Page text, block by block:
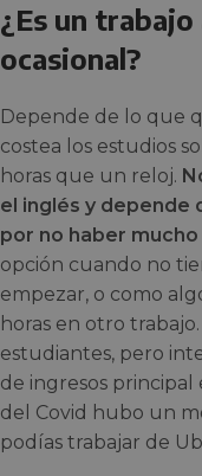
¿Es un
ocasional?
Depende de lo que
costea los estudios
horas que un reloj.
el inglés y depende
por no haber
opción cuando no
empezar, o como
horas en otro
estudiantes, pero
de ingresos principal
del Covid hubo un
podías trabajar de